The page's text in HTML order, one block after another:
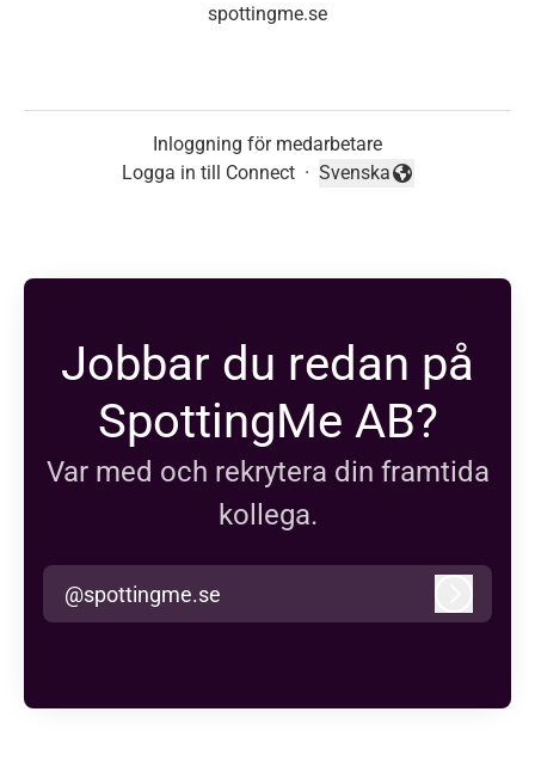
spottingme.se
Inloggning för medarbetare
Logga in till Connect ·
Byt språk
Svenska
Jobbar du redan på
SpottingMe AB?
Var med och rekrytera din framtida
kollega.
@spottingme.se